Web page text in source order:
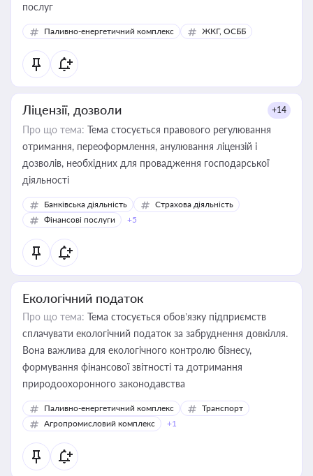
послуг
Паливно-енергетичний комплекс ЖКГ, ОСББ
Ліцензії, дозволи +14
Про що тема: Тема стосується правового регулювання
отримання, переоформлення, анулювання ліцензій і
дозволів, необхідних для провадження господарської
діяльності
Банківська діяльність
Страхова діяльність
Фінансові послуги
+5
Екологічний податок
Про що тема: Тема стосується обов’язку підприємств
сплачувати екологічний податок за забруднення довкілля.
Вона важлива для екологічного контролю бізнесу,
формування фінансової звітності та дотримання
природоохоронного законодавства
Паливно-енергетичний комплекс
Транспорт
Агропромисловий комплекс
+1